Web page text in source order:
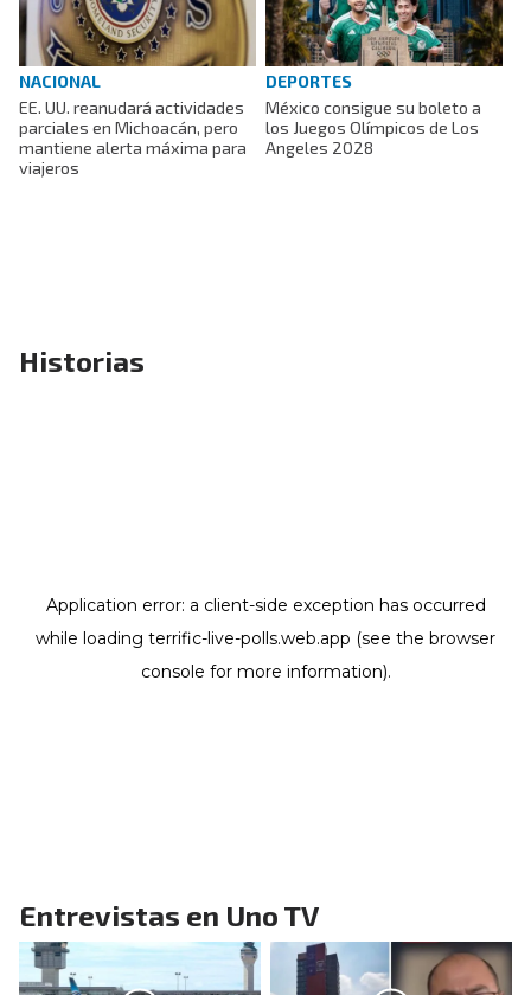
NACIONAL
EE. UU. reanudará actividades
parciales en Michoacán, pero
mantiene alerta máxima para
viajeros
DEPORTES
México consigue su boleto a
los Juegos Olímpicos de Los
Angeles 2028
Historias
Entrevistas en Uno TV